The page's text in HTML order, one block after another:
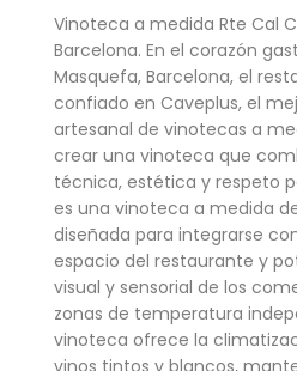
Vinoteca a medida Rte Cal
Barcelona. En el corazón
Masquefa, Barcelona, el
confiado en Caveplus, el
artesanal de vinotecas a
crear una vinoteca que
técnica, estética y respeto
es una vinoteca a medida
diseñada para integrarse
espacio del restaurante y
visual y sensorial de los
zonas de temperatura
vinoteca ofrece la
vinos tintos y blancos,